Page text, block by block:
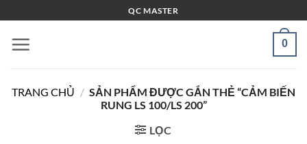
qua
nội
QC MASTER
0
TRANG CHỦ / SẢN PHẨM ĐƯỢC GẮN THẺ “CẢM BIẾN
RUNG LS 100/LS 200”
LỌC